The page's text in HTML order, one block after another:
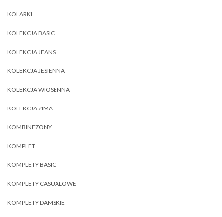
KOLARKI
KOLEKCJA BASIC
KOLEKCJA JEANS
KOLEKCJA JESIENNA
KOLEKCJA WIOSENNA
KOLEKCJA ZIMA
KOMBINEZONY
KOMPLET
KOMPLETY BASIC
KOMPLETY CASUALOWE
KOMPLETY DAMSKIE